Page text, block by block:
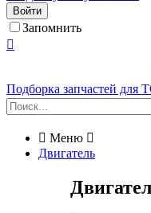
Войти
Запомнить

Подборка запчастей для
 Меню 
Двигатель